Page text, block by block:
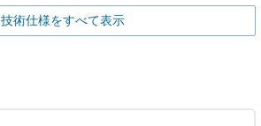
技術仕様をすべて表示